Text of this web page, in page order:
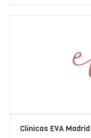
Clínicas EVA Madrid